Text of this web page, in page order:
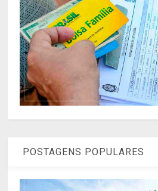
POSTAGENS POPULARES